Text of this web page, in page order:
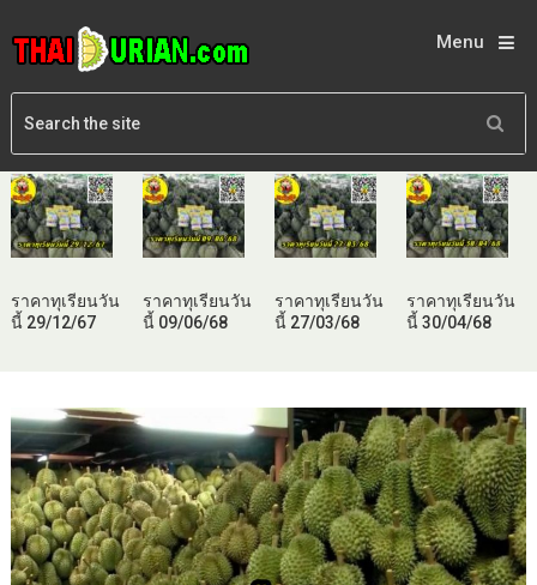
Menu
ราคาทุเรียนวัน
นี้ 29/12/67
ราคาทุเรียนวัน
นี้ 09/06/68
ราคาทุเรียนวัน
นี้ 27/03/68
ราคาทุเรียนวัน
นี้ 30/04/68